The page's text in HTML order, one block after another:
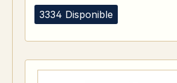
3334 Disponible